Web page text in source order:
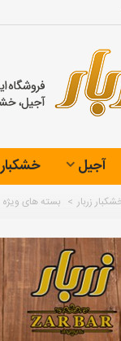
آجیل خشکبار
زربار > بسته های ویژه